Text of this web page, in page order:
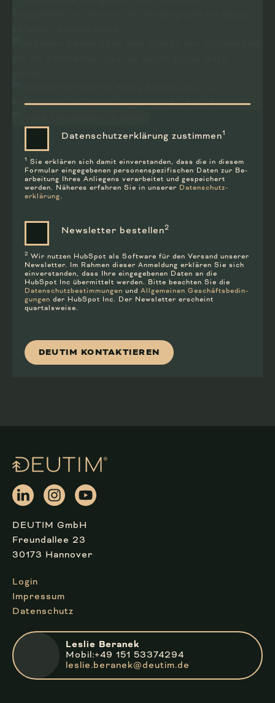
Daten­schutz­erklärung zustimmen1
1 Sie erklären sich damit ein­ver­standen, dass die in diesem
Formular ein­ge­gebenen personen­spezifischen Daten zur Be­
arbeitung Ihres An­liegens ver­arbeitet und ge­speichert
werden. Näheres erfahren Sie in unserer Daten­schutz­
erklärung.
Newsletter bestellen2
2 Wir nutzen HubSpot als Soft­ware für den Versand unserer
News­letter. Im Rahmen dieser Anmeldung er­klären Sie sich
ein­ver­standen, dass Ihre ein­ge­gebenen Daten an die
HubSpot Inc über­mittelt werden. Bitte beachten Sie die
Datenschutz­bestim­mungen und Allge­meinen Geschäfts­bedin­
gungen der HubSpot Inc. Der Newsletter erscheint
quartalsweise.
DEUTIM GmbH
Freundallee 23
30173 Hannover
Login
Impressum
Datenschutz
Leslie Beranek
Mobil:+49 151 53374294
leslie.beranek@deutim.de